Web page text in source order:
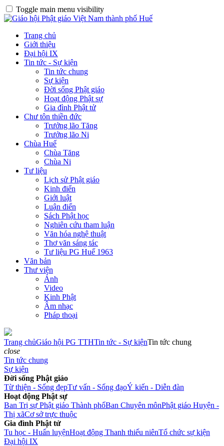
Toggle main menu visibility
Trang chủ
Giới thiệu
Đại hội IX
Tin tức - Sự kiện
Tin tức chung
Sự kiện
Đời sống Phật giáo
Hoạt động Phật sự
Gia đình Phật tử
Chư tôn thiền đức
Trưởng lão Tăng
Trưởng lão Ni
Chùa Huế
Chùa Tăng
Chùa Ni
Tư liệu
Lịch sử Phật giáo
Kinh điển
Giới luật
Luận điển
Sách Phật học
Nghiên cứu tham luận
Văn hóa nghệ thuật
Thơ văn sáng tác
Tư liệu PG Huế 1963
Văn bản
Thư viện
Ảnh
Video
Kinh Phật
Âm nhạc
Pháp thoại
Trang chủGiáo hội PG TTHTin tức - Sự kiệnTin tức chung
close
Tin tức chung
Sự kiện
Đời sống Phật giáo
Từ thiện - Sống đẹpTư vấn - Sống đạoÝ kiến - Diễn đàn
Hoạt động Phật sự
Ban Trị sự Phật giáo Thành phốBan Chuyên mônPhật giáo Huyện -
Thị xãCơ sở trực thuộc
Gia đình Phật tử
Tu học - Huấn luyệnHoạt động Thanh thiếu niênTổ chức sự kiện
Đại hội IX